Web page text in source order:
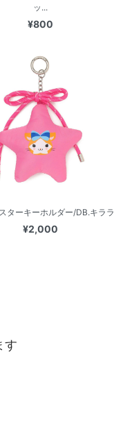
ッ...
¥800
ターキーホルダー/DB.キララ
¥2,000
す